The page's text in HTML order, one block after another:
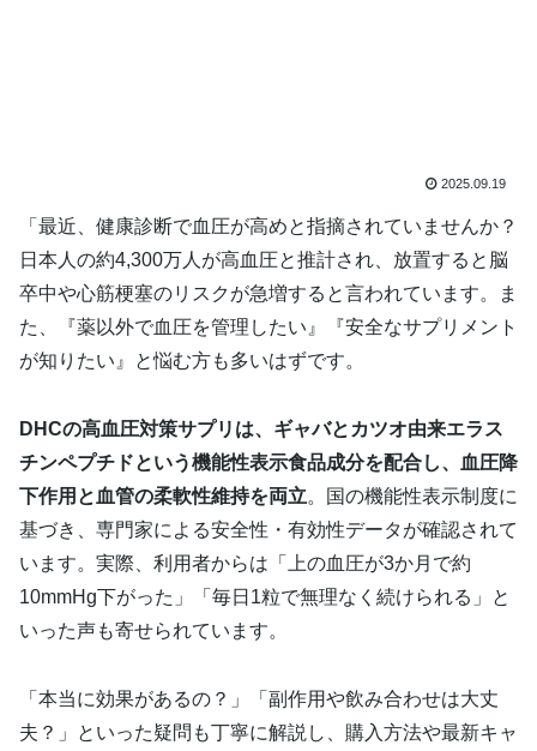
2025.09.19
「最近、健康診断で血圧が高めと指摘されていませんか？
日本人の約4,300万人が高血圧と推計され、放置すると脳
卒中や心筋梗塞のリスクが急増すると言われています。ま
た、『薬以外で血圧を管理したい』『安全なサプリメント
が知りたい』と悩む方も多いはずです。
DHCの高血圧対策サプリは、ギャバとカツオ由来エラス
チンペプチドという機能性表示食品成分を配合し、血圧降
下作用と血管の柔軟性維持を両立。国の機能性表示制度に
基づき、専門家による安全性・有効性データが確認されて
います。実際、利用者からは「上の血圧が3か月で約
10mmHg下がった」「毎日1粒で無理なく続けられる」と
いった声も寄せられています。
「本当に効果があるの？」「副作用や飲み合わせは大丈
夫？」といった疑問も丁寧に解説し、購入方法や最新キャ